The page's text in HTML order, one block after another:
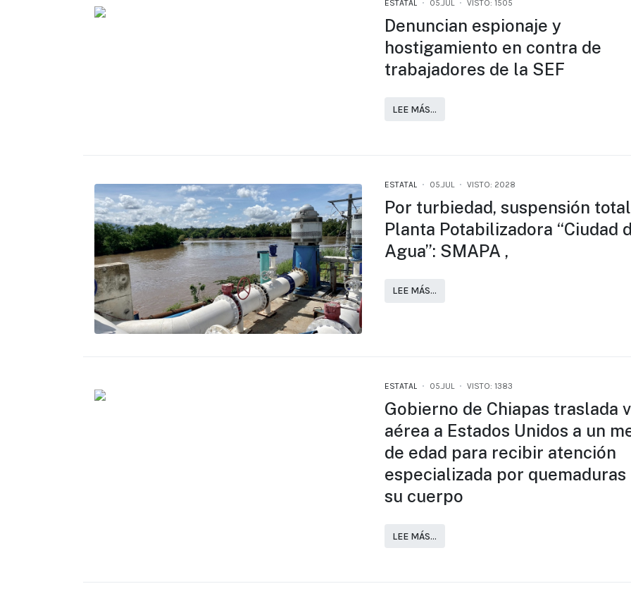
ESTATAL 05.JUL VISTO: 1505
Denuncian espionaje y
hostigamiento en contra de
trabajadores de la SEF
LEE MÁS…
ESTATAL 05.JUL VISTO: 2028
Por turbiedad, suspensión
Planta Potabilizadora “Ciudad
Agua”: SMAPA ,
LEE MÁS…
ESTATAL 05.JUL VISTO: 1383
Gobierno de Chiapas traslada
aérea a Estados Unidos a un
de edad para recibir atención
especializada por quemaduras
su cuerpo
LEE MÁS…